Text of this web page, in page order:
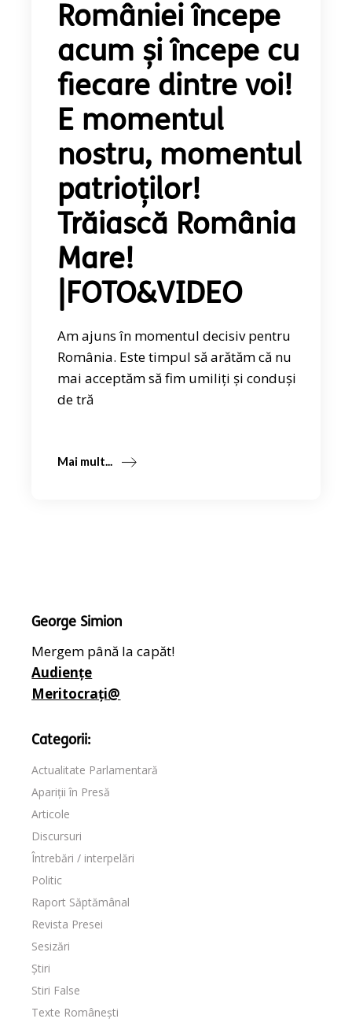
României începe
acum și începe cu
fiecare dintre voi!
E momentul
nostru, momentul
patrioților!
Trăiască România
Mare!
|FOTO&VIDEO
Am ajuns în momentul decisiv pentru
România. Este timpul să arătăm că nu
mai acceptăm să fim umiliți și conduși
de tră
Mai mult...
George Simion
Mergem până la capăt!
Audiențe
Meritocrați@
Categorii:
Actualitate Parlamentară
Apariții în Presă
Articole
Discursuri
Întrebări / interpelări
Politic
Raport Săptămânal
Revista Presei
Sesizări
Știri
Stiri False
Texte Românești